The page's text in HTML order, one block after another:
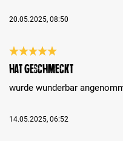
20.05.2025, 08:50
Review with rating of 5 out
hat geschmeckt
wurde wunderbar
14.05.2025, 06:52